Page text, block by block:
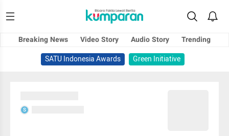
Breaking News Video Story Audio Story
Trending
SATU Indonesia Awards
Green Initiative
S